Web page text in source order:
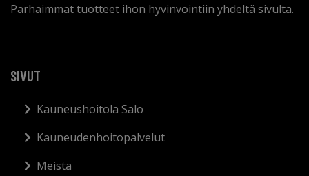
Parhaimmat tuotteet ihon hyvinvointiin yhdeltä sivulta.
SIVUT
Kauneushoitola Salo
Kauneudenhoitopalvelut
Meistä